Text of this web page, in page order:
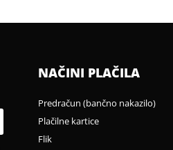
NAČINI PLAČILA
Predračun (bančno nakazilo)
Plačilne kartice
Flik